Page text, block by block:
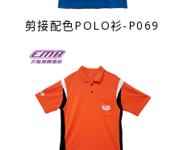
剪接配色POLO衫-P069